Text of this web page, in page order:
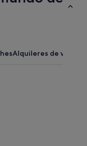
Alquileres de